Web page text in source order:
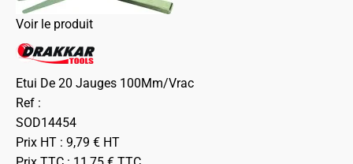
Voir le produit
Etui De 20 Jauges 100Mm/Vrac
Ref :
SOD14454
Prix HT : 9,79 € HT